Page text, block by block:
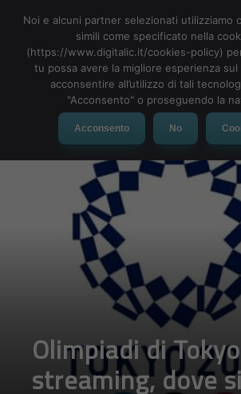
MENU
Olimpiadi di
streaming, dove si
Noi e alcuni partner selezionati utilizziamo
simili come specificato nella
(https://www.digitalic.it/cookies-policy)
tu possa avere la migliore esperienza
acconsentire all’utilizzo di tali
"Acconsento" o proseguendo la
Acconsento No